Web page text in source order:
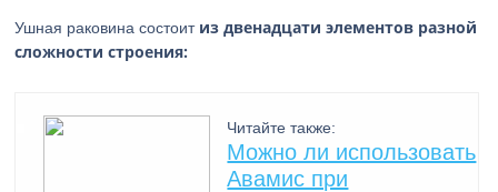
Ушная раковина состоит из двенадцати элементов разной
сложности строения:
Читайте также:
Можно ли использовать
Авамис при